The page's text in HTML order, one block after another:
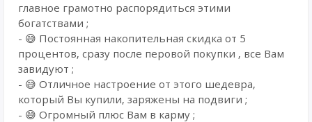
главное грамотно распорядиться этими
богатствами ;
- 😅 Постоянная накопительная скидка от 5
процентов, сразу после перовой покупки , все Вам
завидуют ;
- 😅 Отличное настроение от этого шедевра,
который Вы купили, заряжены на подвиги ;
- 😅 Огромный плюс Вам в карму ;